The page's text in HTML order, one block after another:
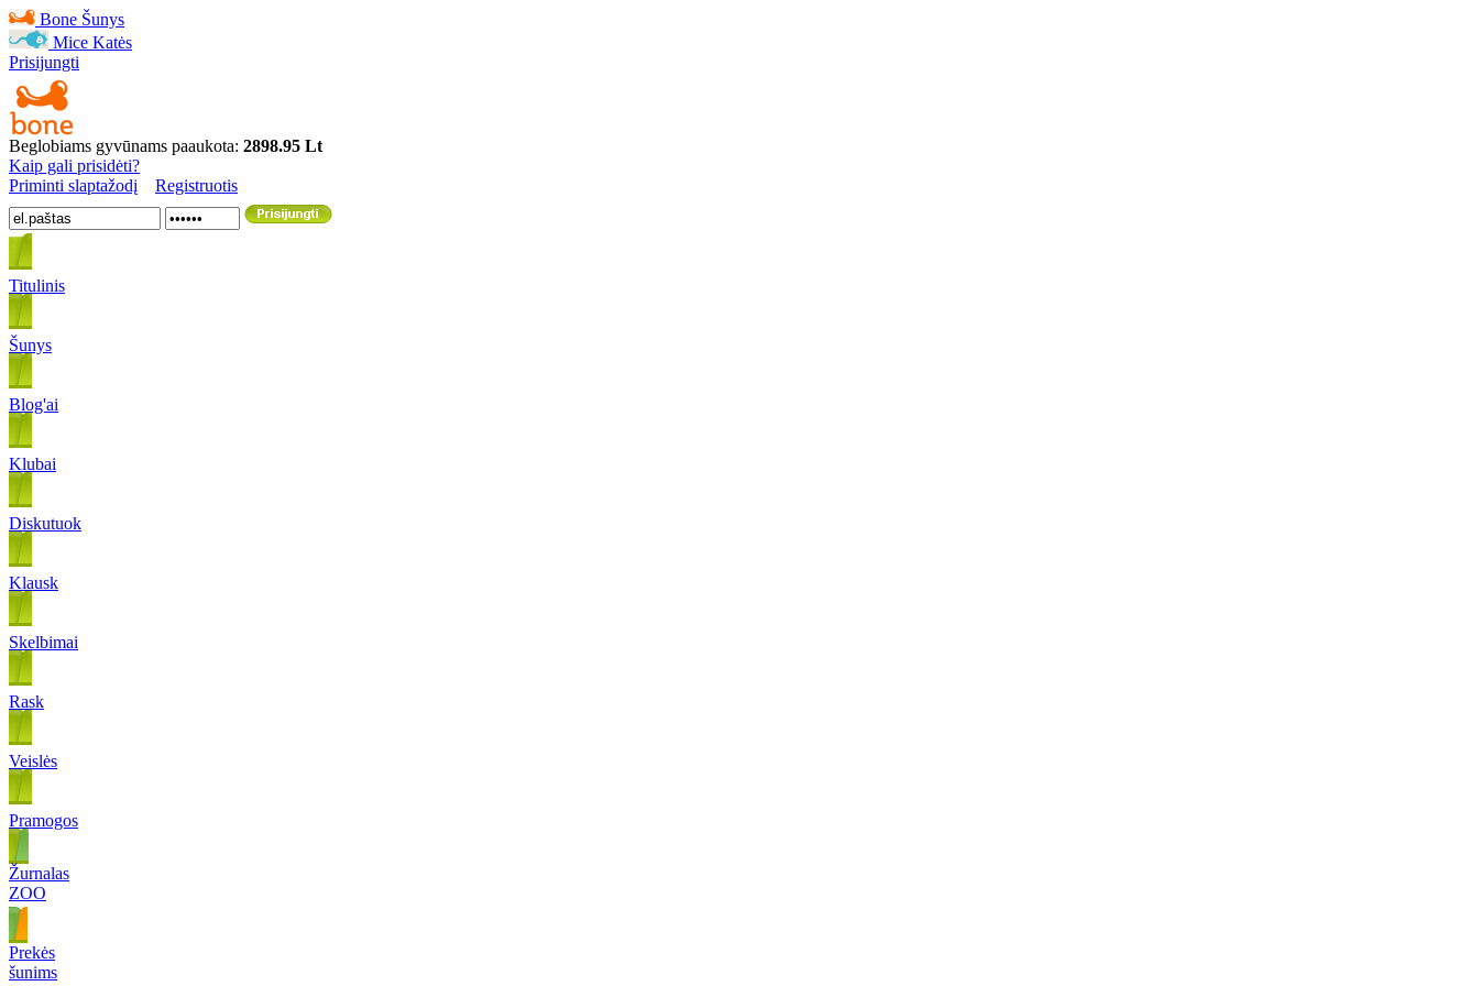
Bone Šunys
Mice Katės
Prisijungti
Beglobiams gyvūnams paaukota: 2898.95 Lt
Kaip gali prisidėti?
Priminti slaptažodį
Registruotis
Titulinis
Šunys
Blog'ai
Klubai
Diskutuok
Klausk
Skelbimai
Rask
Veislės
Pramogos
Žurnalas
ZOO
Prekės
šunims